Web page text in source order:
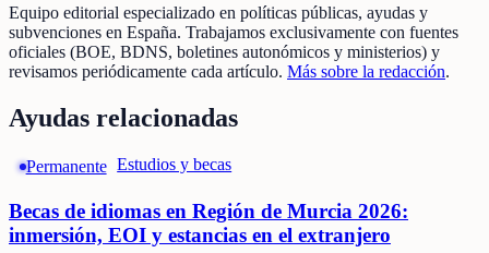
Equipo editorial especializado en políticas públicas, ayudas y
subvenciones en España. Trabajamos exclusivamente con fuentes
oficiales (BOE, BDNS, boletines autonómicos y ministerios) y
revisamos periódicamente cada artículo. Más sobre la redacción.
Ayudas relacionadas
Permanente Estudios y becas
Becas de idiomas en Región de Murcia 2026:
inmersión, EOI y estancias en el extranjero